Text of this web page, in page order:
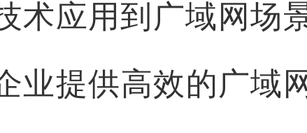
术应用到广域网场
业提供高效的广域